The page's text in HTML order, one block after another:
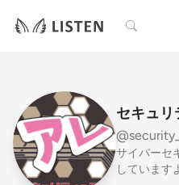
検索
セキュリ
サイバーセ
していま